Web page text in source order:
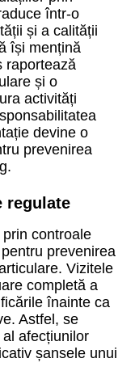
într-o
și a calității
își mențină
raportează
și o
activități
devine o
prevenirea
regulate
controale
prevenirea
Vizitele
completă a
înainte ca
Astfel, se
afecțiunilor
șansele unui